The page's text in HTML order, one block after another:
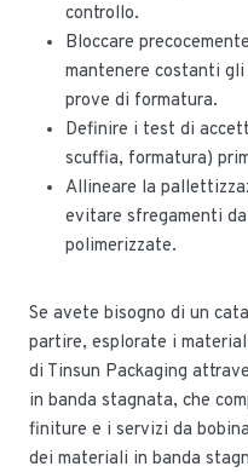
controllo.
Bloccare
mantenere costanti
prove di formatura.
Definire i test di
scuffia, formatura)
Allineare la
evitare sfregamenti
polimerizzate.
Se avete bisogno di un
partire, esplorate i
di Tinsun Packaging
in banda stagnata, che
finiture e i servizi da
dei materiali in banda